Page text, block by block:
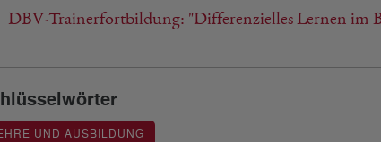
DBV-Trainerfortbildung: "Differenzielles Lernen im
UND AUSBILDUNG